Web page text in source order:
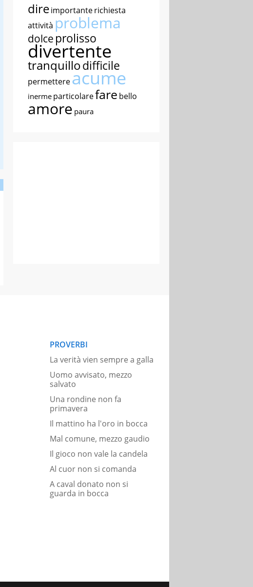
direimportanterichiesta
attività problema
dolce prolisso
divertente
tranquillodifficile
permettereacume
inerme particolarefare bello
amore paura
PROVERBI
La verità vien sempre a galla
Uomo avvisato, mezzo
salvato
Una rondine non fa
primavera
Il mattino ha l'oro in bocca
Mal comune, mezzo gaudio
Il gioco non vale la candela
Al cuor non si comanda
A caval donato non si
guarda in bocca